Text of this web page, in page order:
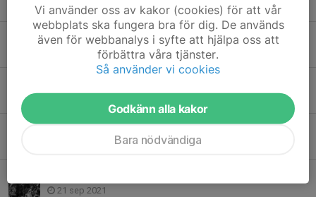
27 mar, 12:47
Anmäl dig HÄR!
25 mar, 16:11
21 sep 2021
Vi använder oss av kakor (cookies) för att vår
webbplats ska fungera bra för dig. De används
även för webbanalys i syfte att hjälpa oss att
förbättra våra tjänster.
Så använder vi cookies
Godkänn alla kakor
Bara nödvändiga